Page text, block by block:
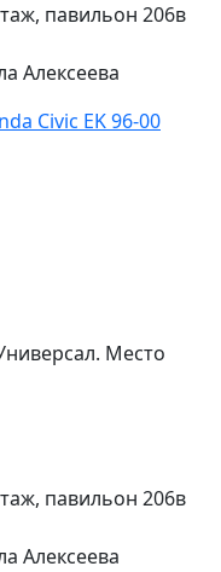
павильон 206в
Алексеева
Civic EK 96-00
Место
павильон 206в
Алексеева